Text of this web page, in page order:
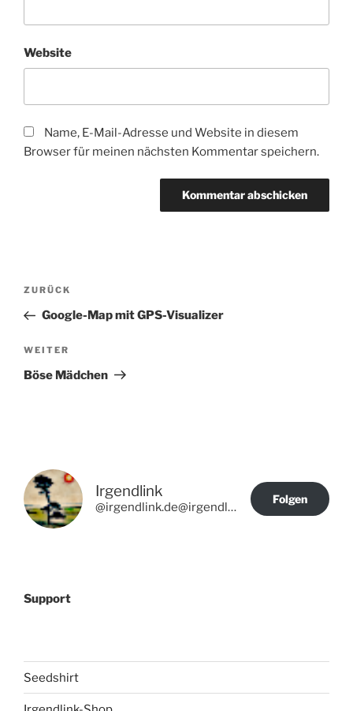
Website
Name, E-Mail-Adresse und Website in diesem
Browser für meinen nächsten Kommentar speichern.
Beitragsnavigation
Vorheriger
Beitrag
ZURÜCK
Google-Map mit GPS-Visualizer
Nächster
Beitrag
WEITER
Böse Mädchen
Irgendlink
@irgendlink.de@irgendlink.de
Folgen
Support
Seedshirt